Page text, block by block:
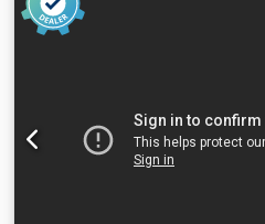
αξόνων τρυπανιού: 31 Αριθμός